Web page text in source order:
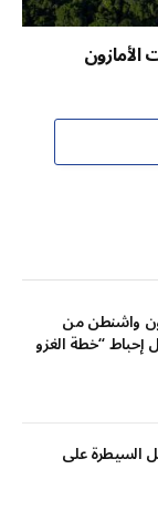
واشنطن من
“خطة الغزو
السيطرة على